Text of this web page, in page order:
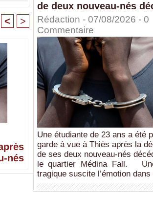
< >
nés
de deux nouveau-nés
Rédaction - 07/08/2026 - 0
Commentaire
Une étudiante de 23 ans a été
garde à vue à Thiès après la
de ses deux nouveau-nés
le quartier Médina Fall.
tragique suscite l’émotion dans